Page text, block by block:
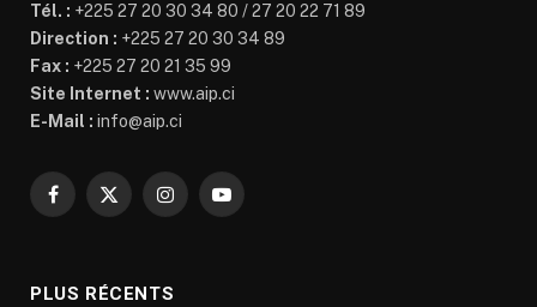
Tél. : +225 27 20 30 34 80 / 27 20 22 71 89
Direction : +225 27 20 30 34 89
Fax : +225 27 20 21 35 99
Site Internet : www.aip.ci
E-Mail : info@aip.ci
Facebook
X
InstagramYouTube
PLUS RÉCENTS